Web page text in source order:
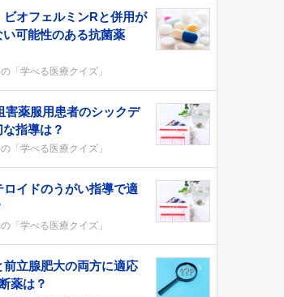
ビオフェルミンRと併用が
可能性のある抗菌薬
「学べる医療クイズ」
害薬服用患者のシックデ
指導は？
「学べる医療クイズ」
ロイドのうがい指導で適
「学べる医療クイズ」
前立腺肥大の両方に適応
薬は？